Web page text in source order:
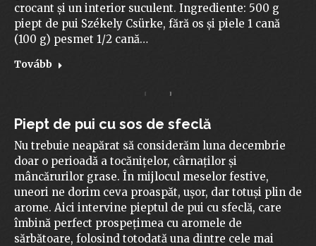
crocant și un interior suculent. Ingrediente: 500 g
piept de pui Székely Csürke, fără os și piele 1 cană
(100 g) pesmet 1/2 cană…
Tovább
Piept de pui cu sos de sfeclă
Nu trebuie neapărat să considerăm luna decembrie
doar o perioadă a tocănițelor, cârnaților și
mâncărurilor grase. În mijlocul meselor festive,
uneori ne dorim ceva proaspăt, ușor, dar totuși plin de
arome. Aici intervine pieptul de pui cu sfeclă, care
îmbină perfect prospețimea cu aromele de
sărbătoare, folosind totodată una dintre cele mai